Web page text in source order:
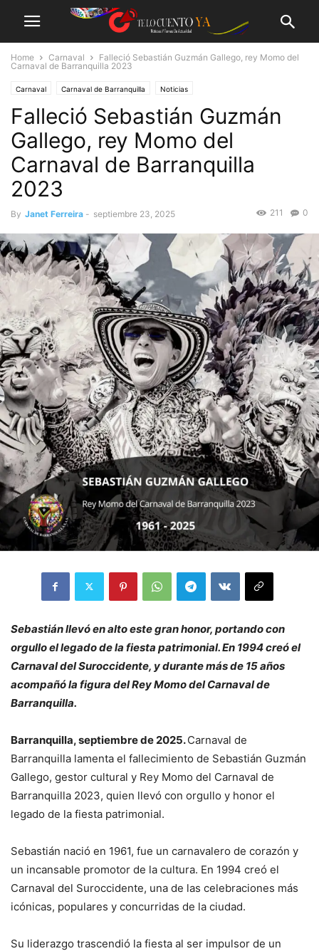
Home Carnaval
Falleció Sebastián Guzmán Gallego, rey Momo del
Carnaval de Barranquilla 2023
Carnaval Carnaval de Barranquilla Noticias
Falleció Sebastián Guzmán
Gallego, rey Momo del
Carnaval de Barranquilla
2023
By Janet Ferreira - septiembre 23, 2025 0
211
Sebastián llevó en alto este gran honor, portando con
orgullo el legado de la fiesta patrimonial. En 1994 creó el
Carnaval del Suroccidente, y durante más de 15 años
acompañó la figura del Rey Momo del Carnaval de
Barranquilla.
Barranquilla, septiembre de 2025.Carnaval de
Barranquilla lamenta el fallecimiento de Sebastián Guzmán
Gallego, gestor cultural y Rey Momo del Carnaval de
Barranquilla 2023, quien llevó con orgullo y honor el
legado de la fiesta patrimonial.
Sebastián nació en 1961, fue un carnavalero de corazón y
un incansable promotor de la cultura. En 1994 creó el
Carnaval del Suroccidente, una de las celebraciones más
icónicas, populares y concurridas de la ciudad.
Su liderazgo trascendió la fiesta al ser impulsor de un